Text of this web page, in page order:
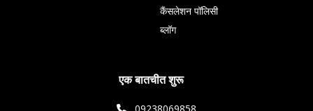
कैंसलेशन पॉलिसी
ब्लॉग
एक बातचीत शुरू